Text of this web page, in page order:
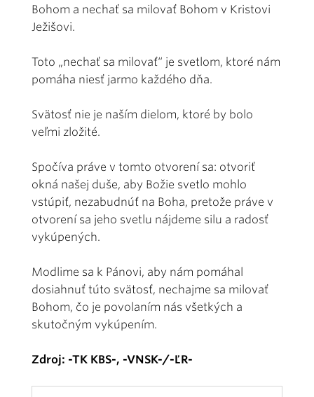
Bohom a nechať sa milovať Bohom v Kristovi
Ježišovi.
Toto „nechať sa milovať“ je svetlom, ktoré nám
pomáha niesť jarmo každého dňa.
Svätosť nie je naším dielom, ktoré by bolo
veľmi zložité.
Spočíva práve v tomto otvorení sa: otvoriť
okná našej duše, aby Božie svetlo mohlo
vstúpiť, nezabudnúť na Boha, pretože práve v
otvorení sa jeho svetlu nájdeme silu a radosť
vykúpených.
Modlime sa k Pánovi, aby nám pomáhal
dosiahnuť túto svätosť, nechajme sa milovať
Bohom, čo je povolaním nás všetkých a
skutočným vykúpením.
Zdroj: -TK KBS-, -VNSK-/-ĽR-